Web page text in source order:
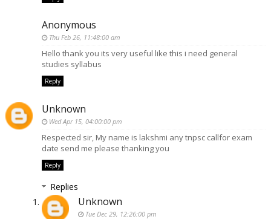
Anonymous
Thu Feb 26, 11:48:00 am
Hello thank you its very useful like this i need general
studies syllabus
Reply
Unknown
Wed Apr 15, 04:00:00 pm
Respected sir, My name is lakshmi any tnpsc callfor exam
date send me please thanking you
Reply
Replies
Unknown
Tue Dec 29, 12:26:00 pm